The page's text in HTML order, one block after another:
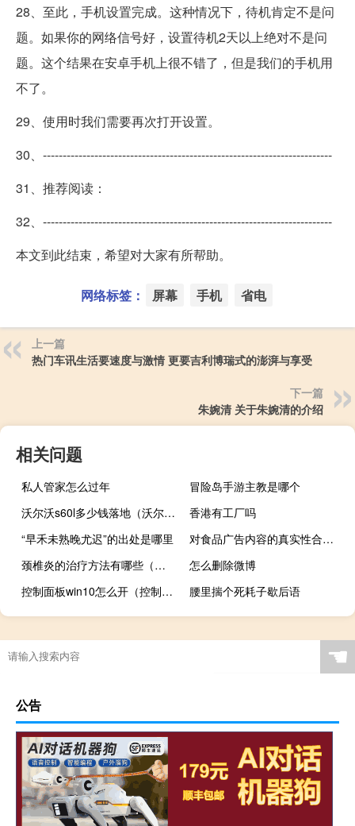
28、至此，手机设置完成。这种情况下，待机肯定不是问
题。如果你的网络信号好，设置待机2天以上绝对不是问
题。这个结果在安卓手机上很不错了，但是我们的手机用
不了。
29、使用时我们需要再次打开设置。
30、-------------------------------------------------------------------------
31、推荐阅读：
32、-------------------------------------------------------------------------
本文到此结束，希望对大家有所帮助。
网络标签： 屏幕 手机 省电
上一篇
热门车讯生活要速度与激情 更要吉利博瑞式的澎湃与享受
下一篇
朱婉清 关于朱婉清的介绍
相关问题
私人管家怎么过年
冒险岛手游主教是哪个
沃尔沃s60l多少钱落地（沃尔沃s60l）
香港有工厂吗
“早禾未熟晚尤迟”的出处是哪里
对食品广告内容的真实性合法性负责任的是（对食品广告内容的真实性合法性负责的是）
颈椎炎的治疗方法有哪些（颈椎炎的治疗方法）
怎么删除微博
控制面板win10怎么开（控制面板win10快捷键）
腰里揣个死耗子歇后语
☚
公告